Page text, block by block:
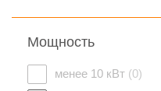
Мощность
менее 10 кВт (0)